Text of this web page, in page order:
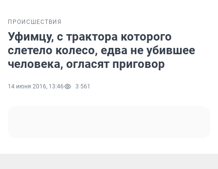
ПРОИСШЕСТВИЯ
Уфимцу, с трактора которого
слетело колесо, едва не убившее
человека, огласят приговор
14 июня 2016, 13:46 3 561